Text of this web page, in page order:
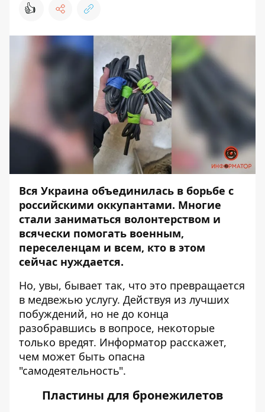
👍
Вся Украина объединилась в борьбе с
российскими оккупантами. Многие
стали заниматься волонтерством и
всячески помогать военным,
переселенцам и всем, кто в этом
сейчас нуждается.
Но, увы, бывает так, что это превращается
в медвежью услугу. Действуя из лучших
побуждений, но не до конца
разобравшись в вопросе, некоторые
только вредят. Информатор расскажет,
чем может быть опасна
"самодеятельность".
Пластины для бронежилетов